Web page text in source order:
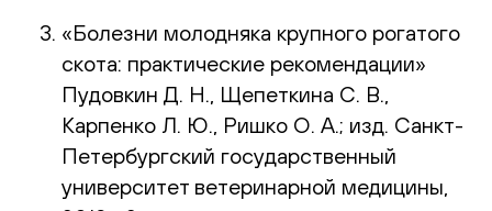
«Болезни молодняка крупного рогатого
скота: практические рекомендации»
Пудовкин Д. Н., Щепеткина С. В.,
Карпенко Л. Ю., Ришко О. А.; изд. Санкт-
Петербургский государственный
университет ветеринарной медицины,